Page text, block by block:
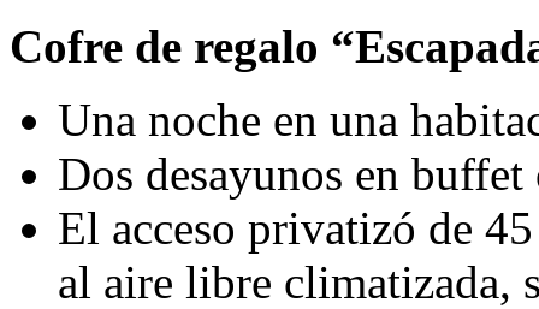
Cofre de regalo
Una noche en una
Dos desayunos en
El acceso privatizó de
al aire libre climatizada,